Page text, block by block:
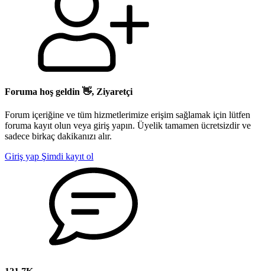
Foruma hoş geldin 👋, Ziyaretçi
Forum içeriğine ve tüm hizmetlerimize erişim sağlamak için lütfen
foruma kayıt olun veya giriş yapın. Üyelik tamamen ücretsizdir ve
sadece birkaç dakikanızı alır.
Giriş yap Şimdi kayıt ol